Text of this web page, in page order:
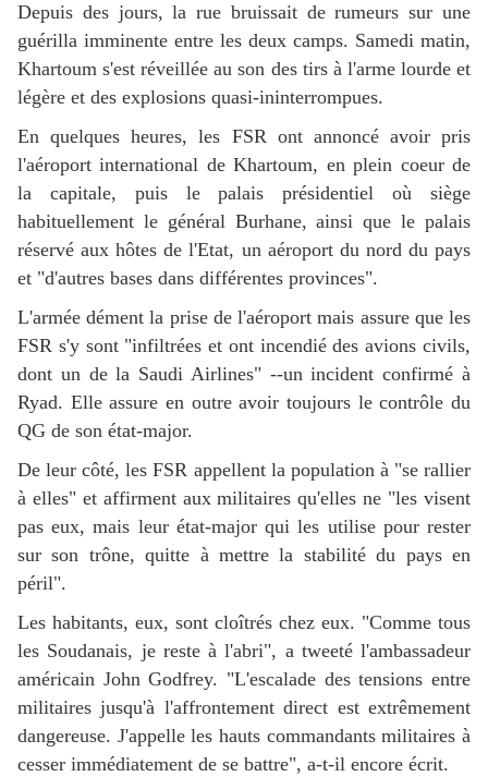
Depuis des jours, la rue bruissait de rumeurs sur une
guérilla imminente entre les deux camps. Samedi matin,
Khartoum s'est réveillée au son des tirs à l'arme lourde et
légère et des explosions quasi-ininterrompues.
En quelques heures, les FSR ont annoncé avoir pris
l'aéroport international de Khartoum, en plein coeur de
la capitale, puis le palais présidentiel où siège
habituellement le général Burhane, ainsi que le palais
réservé aux hôtes de l'Etat, un aéroport du nord du pays
et "d'autres bases dans différentes provinces".
L'armée dément la prise de l'aéroport mais assure que les
FSR s'y sont "infiltrées et ont incendié des avions civils,
dont un de la Saudi Airlines" --un incident confirmé à
Ryad. Elle assure en outre avoir toujours le contrôle du
QG de son état-major.
De leur côté, les FSR appellent la population à "se rallier
à elles" et affirment aux militaires qu'elles ne "les visent
pas eux, mais leur état-major qui les utilise pour rester
sur son trône, quitte à mettre la stabilité du pays en
péril".
Les habitants, eux, sont cloîtrés chez eux. "Comme tous
les Soudanais, je reste à l'abri", a tweeté l'ambassadeur
américain John Godfrey. "L'escalade des tensions entre
militaires jusqu'à l'affrontement direct est extrêmement
dangereuse. J'appelle les hauts commandants militaires à
cesser immédiatement de se battre", a-t-il encore écrit.